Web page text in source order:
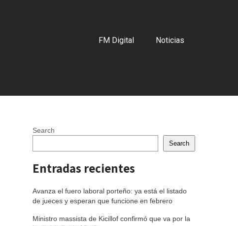
FM Digital Noticias
Search
Search
Entradas recientes
Avanza el fuero laboral porteño: ya está el listado
de jueces y esperan que funcione en febrero
Ministro massista de Kicillof confirmó que va por la